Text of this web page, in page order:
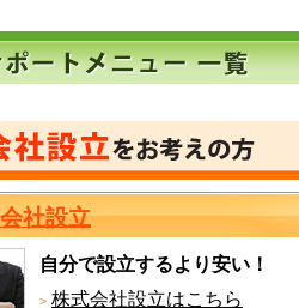
社設立
自分で設立するより安い！
株式会社設立はこちら